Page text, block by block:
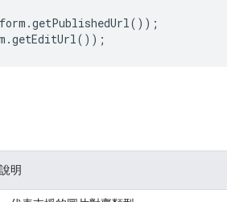
form .getPublishedUrl());
.getEditUrl());
明